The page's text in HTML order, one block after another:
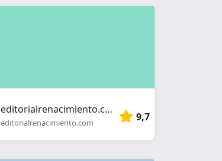
editorialrenacimiento.com
editorialrenacimiento.com 9,7